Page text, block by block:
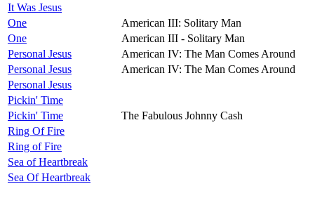
It Was Jesus
One
American III: Solitary Man
One
American III - Solitary Man
Personal Jesus
American IV: The Man Comes Around
Personal Jesus
American IV: The Man Comes Around
Personal Jesus
Pickin' Time
Pickin' Time
The Fabulous Johnny Cash
Ring Of Fire
Ring of Fire
Sea of Heartbreak
Sea Of Heartbreak